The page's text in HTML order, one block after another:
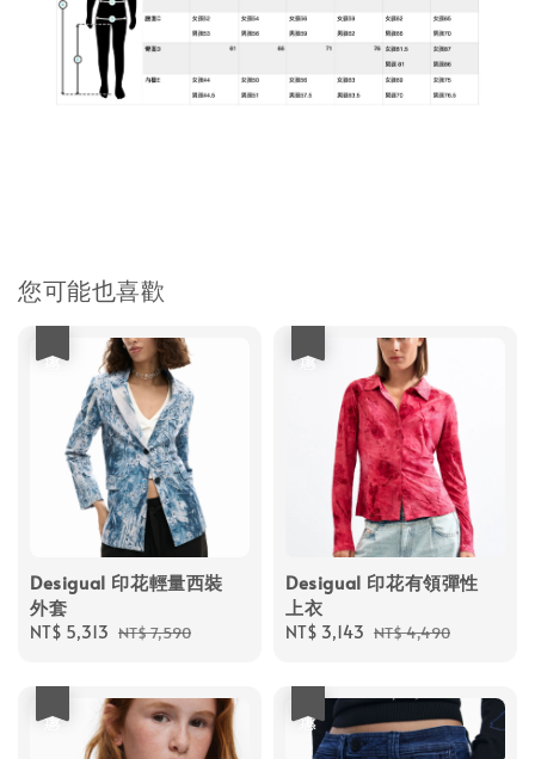
您可能也喜歡
Desigual 印花輕量西裝
外套
Sale
NT$ 5,313 Regular
NT$ 7,590
Desigual 印花有領彈性
上衣
Sale
NT$ 3,143 Regular
NT$ 4,490